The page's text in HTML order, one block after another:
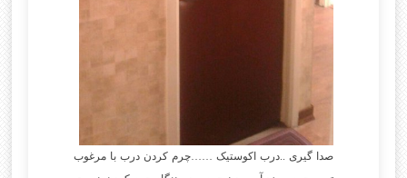
صدا گیری ..درب اکوستیک ……چرم کردن درب با مرغوب